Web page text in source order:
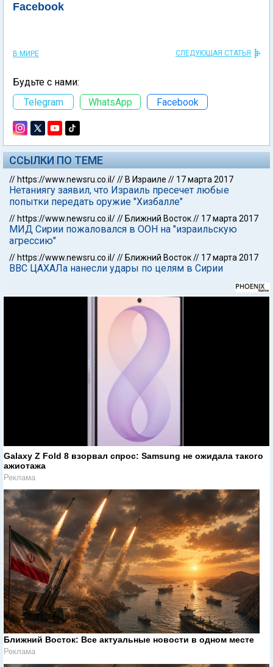
Facebook
В МИРЕ СЛЕДУЮЩАЯ СТАТЬЯ
Будьте с нами:
Telegram
WhatsApp Facebook
ССЫЛКИ ПО ТЕМЕ
// https://www.newsru.co.il/// В Израиле // 17 марта 2017
Нетаниягу заявил, что Израиль пресечет любые
попытки передать оружие "Хизбалле"
// https://www.newsru.co.il/// Ближний Восток// 17 марта 2017
МИД Сирии пожаловался в ООН на "израильскую
агрессию"
// https://www.newsru.co.il/// Ближний Восток// 17 марта 2017
ВВС ЦАХАЛа нанесли удары по целям в Сирии
Galaxy Z Fold 8 взорвал спрос: Samsung не ожидала такого
ажиотажа
Реклама
Ближний Восток: Все актуальные новости в одном месте
Реклама